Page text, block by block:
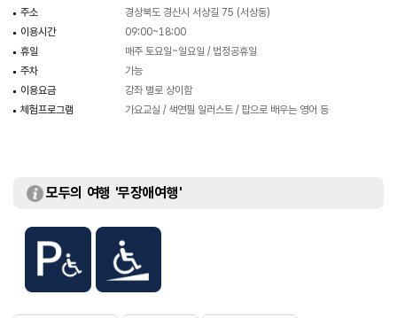
주소
경상북도 경산시 서상길 75 (서상동)
이용시간
09:00~18:00
휴일
매주 토요일~일요일 / 법정공휴일
주차
가능
이용요금
강좌 별로 상이함
체험프로그램
가요교실 / 색연필 일러스트 / 팝으로 배우는 영어 등
모두의 여행 '무장애여행'